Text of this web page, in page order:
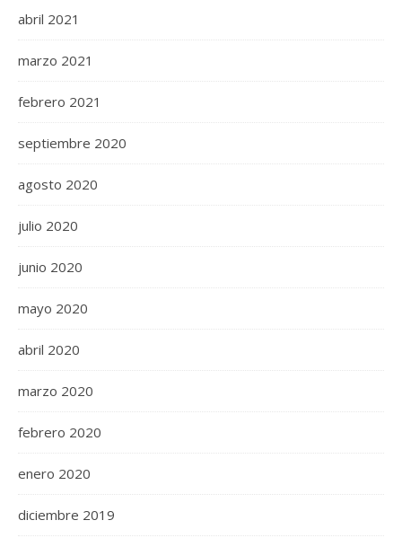
abril 2021
marzo 2021
febrero 2021
septiembre 2020
agosto 2020
julio 2020
junio 2020
mayo 2020
abril 2020
marzo 2020
febrero 2020
enero 2020
diciembre 2019